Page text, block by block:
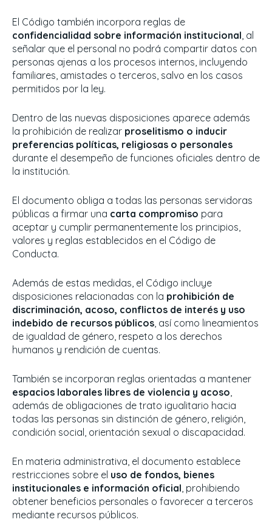
El Código también incorpora reglas de
confidencialidad sobre información institucional, al
señalar que el personal no podrá compartir datos con
personas ajenas a los procesos internos, incluyendo
familiares, amistades o terceros, salvo en los casos
permitidos por la ley.
Dentro de las nuevas disposiciones aparece además
la prohibición de realizar proselitismo o inducir
preferencias políticas, religiosas o personales
durante el desempeño de funciones oficiales dentro de
la institución.
El documento obliga a todas las personas servidoras
públicas a firmar una carta compromiso para
aceptar y cumplir permanentemente los principios,
valores y reglas establecidos en el Código de
Conducta.
Además de estas medidas, el Código incluye
disposiciones relacionadas con la prohibición de
discriminación, acoso, conflictos de interés y uso
indebido de recursos públicos, así como lineamientos
de igualdad de género, respeto a los derechos
humanos y rendición de cuentas.
También se incorporan reglas orientadas a mantener
espacios laborales libres de violencia y acoso,
además de obligaciones de trato igualitario hacia
todas las personas sin distinción de género, religión,
condición social, orientación sexual o discapacidad.
En materia administrativa, el documento establece
restricciones sobre el uso de fondos, bienes
institucionales e información oficial, prohibiendo
obtener beneficios personales o favorecer a terceros
mediante recursos públicos.